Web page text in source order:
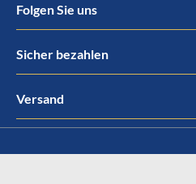
Folgen Sie uns
Sicher bezahlen
Versand